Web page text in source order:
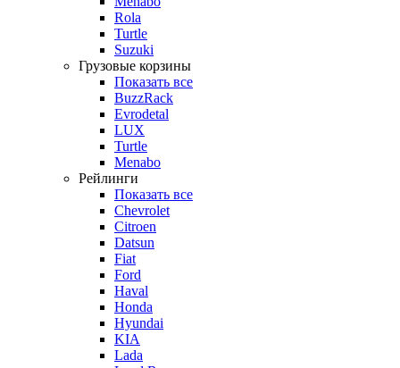
Rola
Turtle
Suzuki
Грузовые корзины
Показать все
BuzzRack
Evrodetal
LUX
Turtle
Menabo
Рейлинги
Показать все
Chevrolet
Citroen
Datsun
Fiat
Ford
Haval
Honda
Hyundai
KIA
Lada